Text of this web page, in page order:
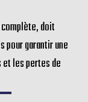
doit
pour garantir une
les pertes de